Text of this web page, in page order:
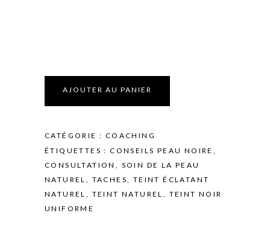
CATÉGORIE : COACHING
ÉTIQUETTES :CONSEILS PEAU NOIRE ,
CONSULTATION , SOIN DE LA PEAU
NATUREL , TACHES, TEINT ÉCLATANT
NATUREL , TEINT NATUREL , TEINT NOIR
UNIFORME